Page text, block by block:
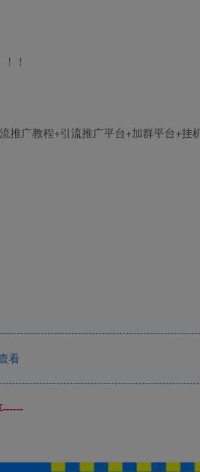
！
推广教程+引流推广平台+加群平台+挂
看